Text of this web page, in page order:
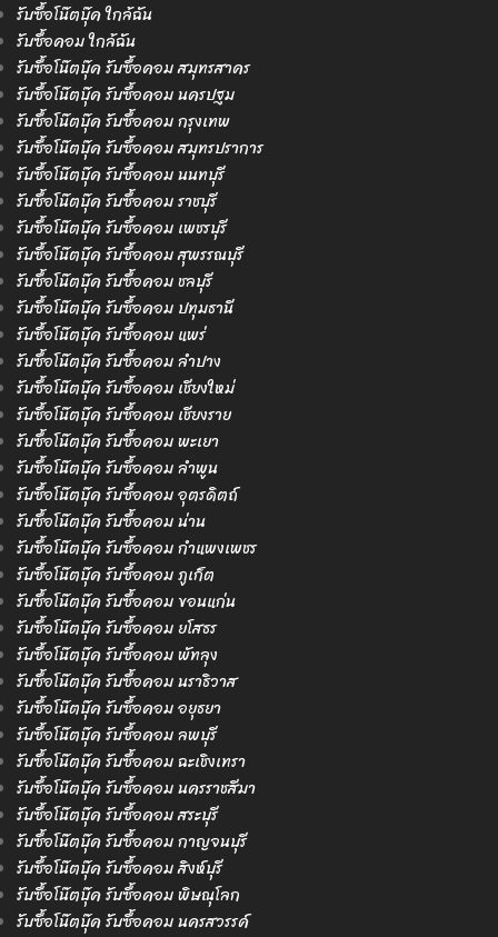
รับซื้อโน๊ตบุ๊ค ใกล้ฉัน
รับซื้อคอม ใกล้ฉัน
รับซื้อโน๊ตบุ๊ค รับซื้อคอม สมุทรสาคร
รับซื้อโน๊ตบุ๊ค รับซื้อคอม นครปฐม
รับซื้อโน๊ตบุ๊ค รับซื้อคอม กรุงเทพ
รับซื้อโน๊ตบุ๊ค รับซื้อคอม สมุทรปราการ
รับซื้อโน๊ตบุ๊ค รับซื้อคอม นนทบุรี
รับซื้อโน๊ตบุ๊ค รับซื้อคอม ราชบุรี
รับซื้อโน๊ตบุ๊ค รับซื้อคอม เพชรบุรี
รับซื้อโน๊ตบุ๊ค รับซื้อคอม สุพรรณบุรี
รับซื้อโน๊ตบุ๊ค รับซื้อคอม ชลบุรี
รับซื้อโน๊ตบุ๊ค รับซื้อคอม ปทุมธานี
รับซื้อโน๊ตบุ๊ค รับซื้อคอม แพร่
รับซื้อโน๊ตบุ๊ค รับซื้อคอม ลำปาง
รับซื้อโน๊ตบุ๊ค รับซื้อคอม เชียงใหม่
รับซื้อโน๊ตบุ๊ค รับซื้อคอม เชียงราย
รับซื้อโน๊ตบุ๊ค รับซื้อคอม พะเยา
รับซื้อโน๊ตบุ๊ค รับซื้อคอม ลำพูน
รับซื้อโน๊ตบุ๊ค รับซื้อคอม อุตรดิตถ์
รับซื้อโน๊ตบุ๊ค รับซื้อคอม น่าน
รับซื้อโน๊ตบุ๊ค รับซื้อคอม กำแพงเพชร
รับซื้อโน๊ตบุ๊ค รับซื้อคอม ภูเก็ต
รับซื้อโน๊ตบุ๊ค รับซื้อคอม ขอนแก่น
รับซื้อโน๊ตบุ๊ค รับซื้อคอม ยโสธร
รับซื้อโน๊ตบุ๊ค รับซื้อคอม พัทลุง
รับซื้อโน๊ตบุ๊ค รับซื้อคอม นราธิวาส
รับซื้อโน๊ตบุ๊ค รับซื้อคอม อยุธยา
รับซื้อโน๊ตบุ๊ค รับซื้อคอม ลพบุรี
รับซื้อโน๊ตบุ๊ค รับซื้อคอม ฉะเชิงเทรา
รับซื้อโน๊ตบุ๊ค รับซื้อคอม นครราชสีมา
รับซื้อโน๊ตบุ๊ค รับซื้อคอม สระบุรี
รับซื้อโน๊ตบุ๊ค รับซื้อคอม กาญจนบุรี
รับซื้อโน๊ตบุ๊ค รับซื้อคอม สิงห์บุรี
รับซื้อโน๊ตบุ๊ค รับซื้อคอม พิษณุโลก
รับซื้อโน๊ตบุ๊ค รับซื้อคอม นครสวรรค์